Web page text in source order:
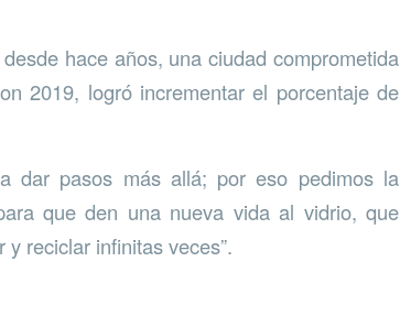
hace años, una ciudad comprometida
2019, logró incrementar el porcentaje de
dar pasos más allá; por eso pedimos la
que den una nueva vida al vidrio, que
reciclar infinitas veces”.